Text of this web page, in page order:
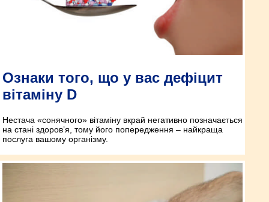
Ознаки того, що у вас дефіцит
вітаміну D
Нестача «сонячного» вітаміну вкрай негативно позначається
на стані здоров’я, тому його попередження – найкраща
послуга вашому організму.